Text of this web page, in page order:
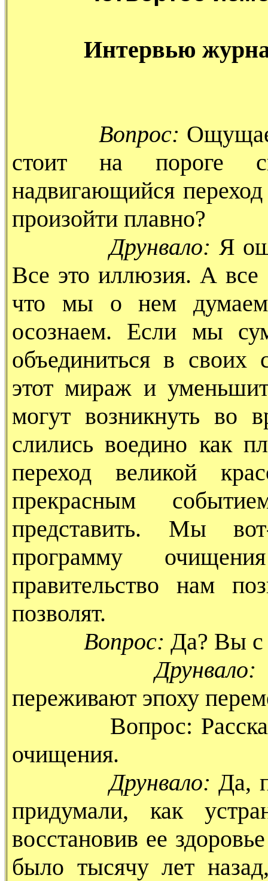
Интервью
Вопрос:
стоит на пороге
надвигающийся
произойти плавно?
Друнвало: Я
Все это иллюзия. А все
что мы о нем
осознаем. Если мы
объединиться в своих
этот мираж и
могут возникнуть во
слились воедино как
переход великой
прекрасным
представить. Мы
программу
правительство нам
позволят.
Вопрос: Да? Вы с
Друнвало:
переживают эпоху
Вопрос:
очищения.
Друнвало: Да,
придумали, как
восстановив ее
было тысячу лет